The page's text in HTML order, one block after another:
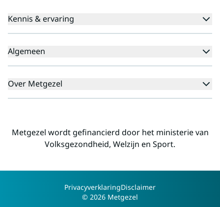
Kennis & ervaring
Agenda
Voor cliënten
Algemeen
Aanmeldprocedure
Klachten
Over Metgezel
Landelijk
Regio's
Alliantiepartners
Contact
Metgezel wordt gefinancierd door het ministerie van
Volksgezondheid, Welzijn en Sport.
Copyright
PrivacyverklaringDisclaimer
© 2026 Metgezel